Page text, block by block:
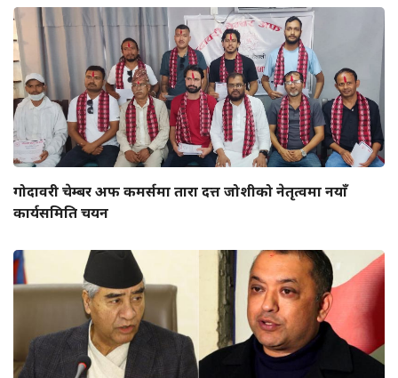
गोदावरी चेम्बर अफ कमर्समा तारा दत्त जोशीको नेतृत्वमा नयाँ
कार्यसमिति चयन